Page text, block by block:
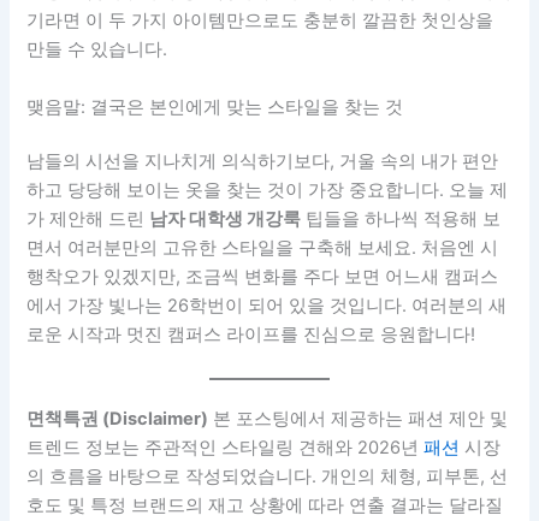
기라면 이 두 가지 아이템만으로도 충분히 깔끔한 첫인상을
만들 수 있습니다.
맺음말: 결국은 본인에게 맞는 스타일을 찾는 것
남들의 시선을 지나치게 의식하기보다, 거울 속의 내가 편안
하고 당당해 보이는 옷을 찾는 것이 가장 중요합니다. 오늘 제
가 제안해 드린 남자 대학생 개강룩 팁들을 하나씩 적용해 보
면서 여러분만의 고유한 스타일을 구축해 보세요. 처음엔 시
행착오가 있겠지만, 조금씩 변화를 주다 보면 어느새 캠퍼스
에서 가장 빛나는 26학번이 되어 있을 것입니다. 여러분의 새
로운 시작과 멋진 캠퍼스 라이프를 진심으로 응원합니다!
면책특권 (Disclaimer) 본 포스팅에서 제공하는 패션 제안 및
트렌드 정보는 주관적인 스타일링 견해와 2026년패션 시장
의 흐름을 바탕으로 작성되었습니다. 개인의 체형, 피부톤, 선
호도 및 특정 브랜드의 재고 상황에 따라 연출 결과는 달라질